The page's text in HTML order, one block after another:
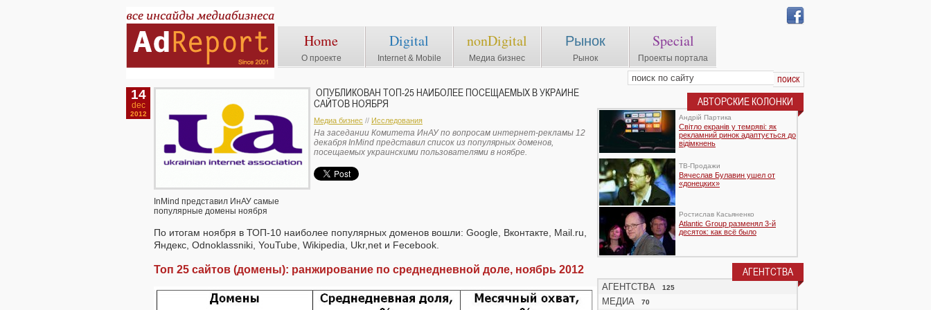
Home
О проекте
Digital
Internet & Mobile
nonDigital
Медиа бизнес
Рынок
Рынок
Special
Проекты портала
14
dec
2012
InMind представил ИнАУ самые
популярные домены ноября
ОПУБЛИКОВАН ТОП-25 НАИБОЛЕЕ ПОСЕЩАЕМЫХ В УКРАИНЕ
САЙТОВ НОЯБРЯ
Медиа бизнес // Исследования
На заседании Комитета ИнАУ по вопросам интернет-рекламы 12
декабря InMind представил список из популярных доменов,
посещаемых украинскими пользователями в ноябре.
По итогам ноября в ТОП-10 наиболее популярных доменов вошли: Google, Вконтакте, Mail.ru,
Яндекс, Odnoklassniki, YouTube, Wikipedia, Ukr,net и Fecebook.
Топ 25 сайтов (домены): ранжирование по среднедневной доле, ноябрь 2012
АВТОРСКИЕ КОЛОНКИ
Андрій Партика
Світло екранів у темряві: як
рекламний ринок адаптується до
відімкнень
TВ-Продажи
Вячеслав Булавин ушел от
«донецких»
Ростислав Касьяненко
Atlantic Group разменял 3-й
десяток: как всё было
АГЕНТСТВА
АГЕНТСТВА 125
МЕДИА 70